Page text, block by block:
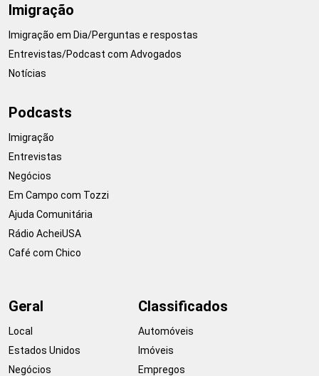
Imigração
Imigração em Dia/Perguntas e respostas
Entrevistas/Podcast com Advogados
Notícias
Podcasts
Imigração
Entrevistas
Negócios
Em Campo com Tozzi
Ajuda Comunitária
Rádio AcheiUSA
Café com Chico
Geral
Local
Estados Unidos
Negócios
Classificados
Automóveis
Imóveis
Empregos